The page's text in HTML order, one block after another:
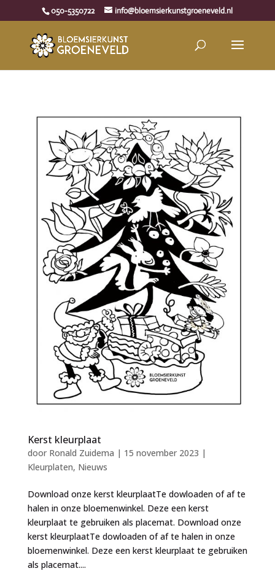
050-5350722 info@bloemsierkunstgroeneveld.nl
Kerst kleurplaat
door Ronald Zuidema | 15 november 2023 |
Kleurplaten, Nieuws
Download onze kerst kleurplaatTe dowloaden of af te
halen in onze bloemenwinkel. Deze een kerst
kleurplaat te gebruiken als placemat. Download onze
kerst kleurplaatTe dowloaden of af te halen in onze
bloemenwinkel. Deze een kerst kleurplaat te gebruiken
als placemat....